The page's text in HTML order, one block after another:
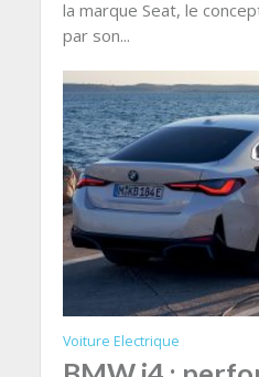
la marque Seat, le
par son...
Voiture Electrique